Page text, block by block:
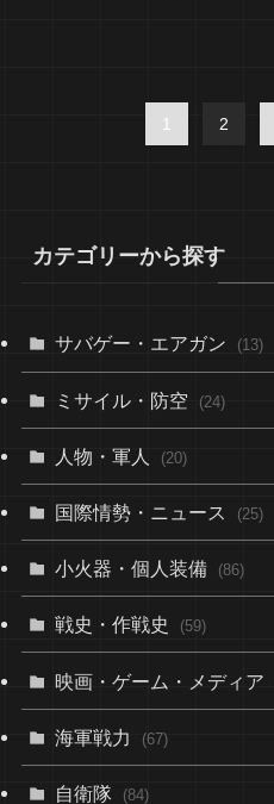
1 2
カテゴリーから探す
サバゲー・エアガン (13)
ミサイル・防空 (24)
人物・軍人 (20)
国際情勢・ニュース (25)
小火器・個人装備 (86)
戦史・作戦史 (59)
映画・ゲーム・メディア
海軍戦力 (67)
自衛隊 (84)